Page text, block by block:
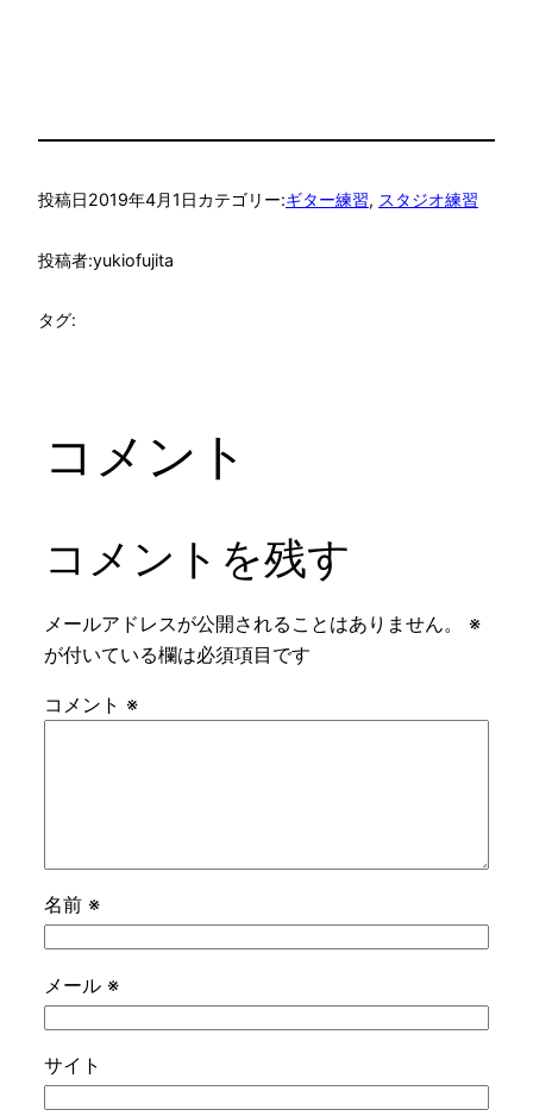
投稿日2019年4月1日カテゴリー:ギター練習, スタジオ練習
投稿者:yukiofujita
タグ:
コメント
コメントを残す
メールアドレスが公開されることはありません。
※
が付いている欄は必須項目です
コメント ※
名前 ※
メール ※
サイト